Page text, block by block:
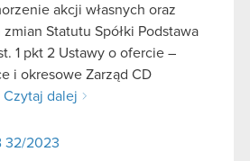
akcji własnych oraz
Statutu Spółki Podstawa
1 pkt 2 Ustawy o ofercie –
i okresowe Zarząd CD
Czytaj dalej
32/2023